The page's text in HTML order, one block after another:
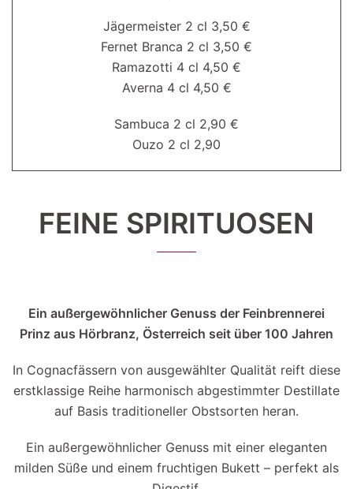
Jägermeister 2 cl 3,50 €
Fernet Branca 2 cl 3,50 €
Ramazotti 4 cl 4,50 €
Averna 4 cl 4,50 €
Sambuca 2 cl 2,90 €
Ouzo 2 cl 2,90
FEINE SPIRITUOSEN
Ein außergewöhnlicher Genuss der Feinbrennerei
Prinz aus Hörbranz, Österreich seit über 100 Jahren
In Cognacfässern von ausgewählter Qualität reift diese
erstklassige Reihe harmonisch abgestimmter Destillate
auf Basis traditioneller Obstsorten heran.
Ein außergewöhnlicher Genuss mit einer eleganten
milden Süße und einem fruchtigen Bukett – perfekt als